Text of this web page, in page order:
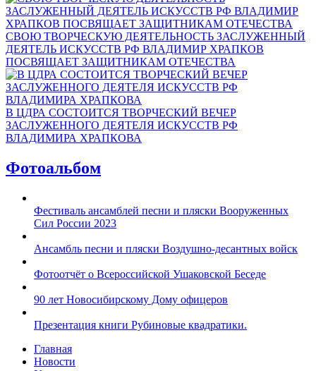
СВОЮ ТВОРЧЕСКУЮ ДЕЯТЕЛЬНОСТЬ ЗАСЛУЖЕННЫЙ
ДЕЯТЕЛЬ ИСКУССТВ РФ ВЛАДИМИР ХРАПКОВ
ПОСВЯЩАЕТ ЗАЩИТНИКАМ ОТЕЧЕСТВА
В ЦДРА СОСТОИТСЯ ТВОРЧЕСКИЙ ВЕЧЕР
ЗАСЛУЖЕННОГО ДЕЯТЕЛЯ ИСКУССТВ РФ
ВЛАДИМИРА ХРАПКОВА
Фотоальбом
Фестиваль ансамблей песни и пляски Вооруженных
Сил России 2023
Ансамбль песни и пляски Воздушно-десантных войск
Фотоотчёт о Всероссийской Ушаковской Беседе
90 лет Новосибирскому Дому офицеров
Презентация книги Рубиновые квадратики.
Главная
Новости